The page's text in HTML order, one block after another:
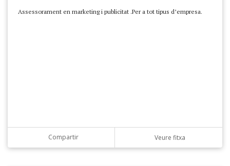
Assessorament en marketing i publicitat .Per a tot tipus d’empresa.
Compartir Veure fitxa